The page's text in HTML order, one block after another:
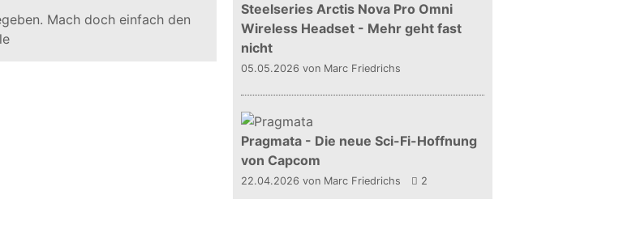
Mach doch einfach den
Steelseries Arctis Nova Pro Omni
Wireless Headset - Mehr geht fast
nicht
05.05.2026 von Marc Friedrichs
Pragmata - Die neue Sci-Fi-Hoffnung
von Capcom
22.04.2026 von Marc Friedrichs 2